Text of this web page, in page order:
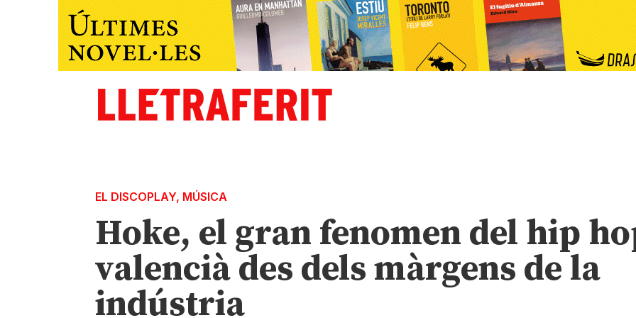
EL DISCOPLAY, MÚSICA
Hoke, el gran fenomen del hip
valencià des dels màrgens de la
indústria